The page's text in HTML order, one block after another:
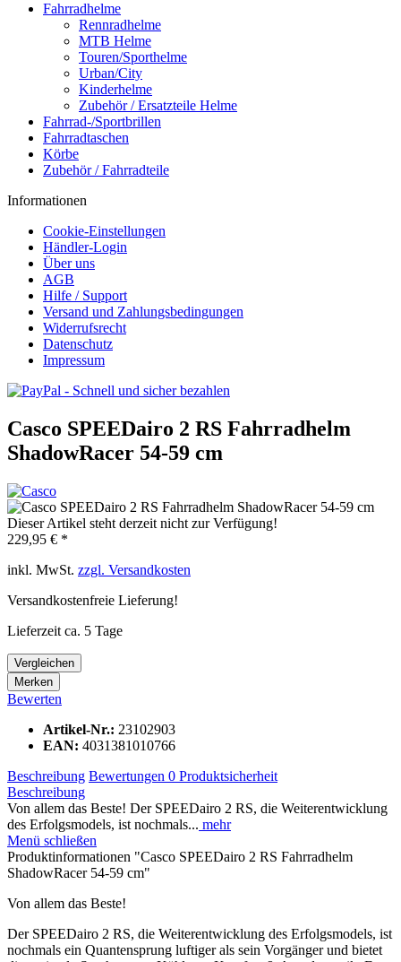
Fahrradhelme
Rennradhelme
MTB Helme
Touren/Sporthelme
Urban/City
Kinderhelme
Zubehör / Ersatzteile Helme
Fahrrad-/Sportbrillen
Fahrradtaschen
Körbe
Zubehör / Fahrradteile
Informationen
Cookie-Einstellungen
Händler-Login
Über uns
AGB
Hilfe / Support
Versand und Zahlungsbedingungen
Widerrufsrecht
Datenschutz
Impressum
Casco SPEEDairo 2 RS Fahrradhelm
ShadowRacer 54-59 cm
Dieser Artikel steht derzeit nicht zur Verfügung!
229,95 € *
inkl. MwSt. zzgl. Versandkosten
Versandkostenfreie Lieferung!
Lieferzeit ca. 5 Tage
Vergleichen
Merken
Bewerten
Artikel-Nr.: 23102903
EAN: 4031381010766
Beschreibung Bewertungen 0 Produktsicherheit
Beschreibung
Von allem das Beste! Der SPEEDairo 2 RS, die Weiterentwicklung
des Erfolgsmodels, ist nochmals... mehr
Menü schließen
Produktinformationen "Casco SPEEDairo 2 RS Fahrradhelm
ShadowRacer 54-59 cm"
Von allem das Beste!
Der SPEEDairo 2 RS, die Weiterentwicklung des Erfolgsmodels, ist
nochmals ein Quantensprung luftiger als sein Vorgänger und bietet